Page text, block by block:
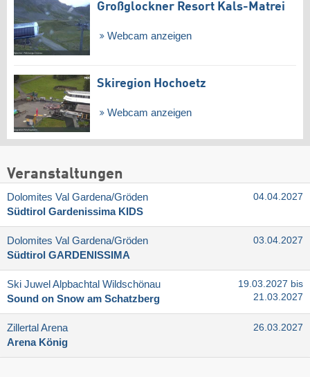
Großglockner Resort Kals-Matrei
Webcam anzeigen
Skiregion Hochoetz
Webcam anzeigen
Veranstaltungen
Dolomites Val Gardena/​Gröden
Südtirol Gardenissima KIDS
04.04.2027
Dolomites Val Gardena/​Gröden
Südtirol GARDENISSIMA
03.04.2027
Ski Juwel Alpbachtal Wildschönau
Sound on Snow am Schatzberg
19.03.2027 bis
21.03.2027
Zillertal Arena
Arena König
26.03.2027